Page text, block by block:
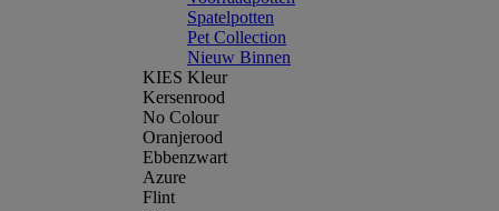
Spatelpotten
Pet Collection
Nieuw Binnen
KIES Kleur
Kersenrood
No Colour
Oranjerood
Ebbenzwart
Azure
Flint